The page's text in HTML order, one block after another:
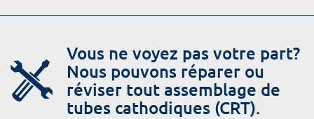
Vous ne voyez pas votre part?
Nous pouvons réparer ou
réviser tout assemblage de
tubes cathodiques (CRT).